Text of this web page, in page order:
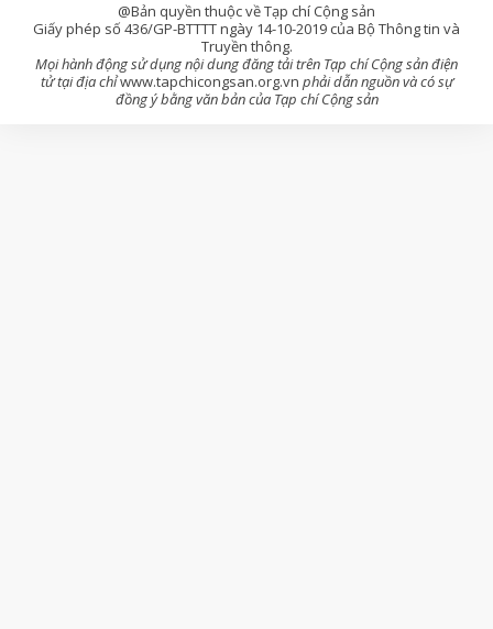
@Bản quyền thuộc về Tạp chí Cộng sản
Giấy phép số 436/GP-BTTTT ngày 14-10-2019 của Bộ Thông tin và
Truyền thông.
Mọi hành động sử dụng nội dung đăng tải trên Tạp chí Cộng sản điện
tử tại địa chỉwww.tapchicongsan.org.vn phải dẫn nguồn và có sự
đồng ý bằng văn bản của Tạp chí Cộng sản